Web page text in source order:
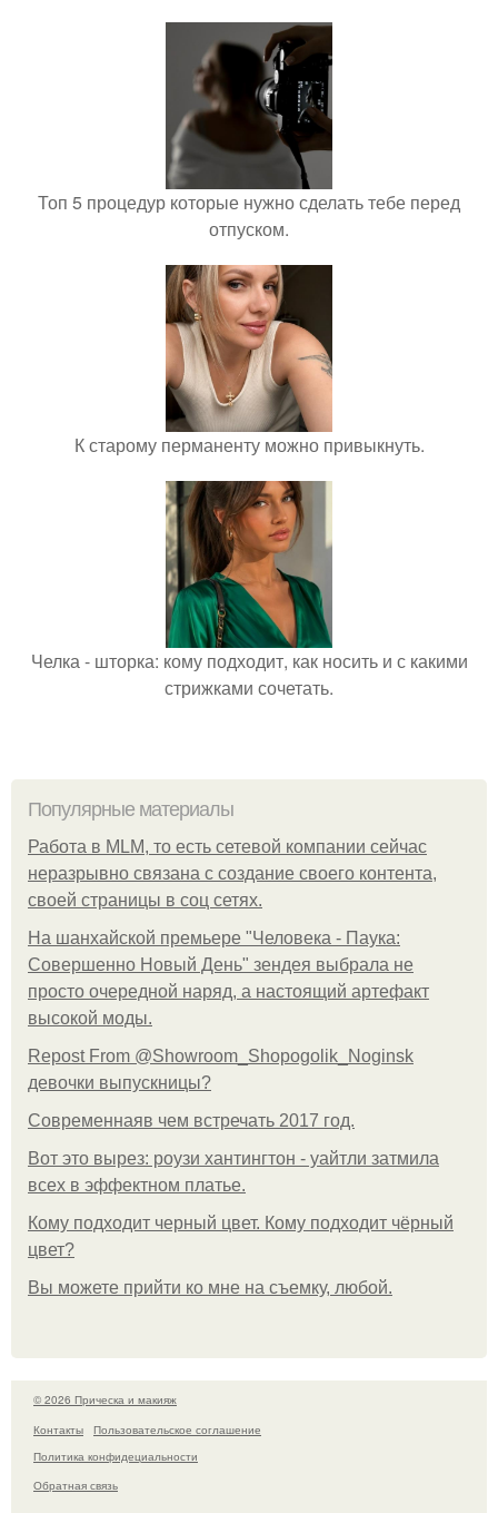
Топ 5 процедур которые нужно сделать тебе перед
отпуском.
К старому перманенту можно привыкнуть.
Челка - шторка: кому подходит, как носить и с какими
стрижками сочетать.
Популярные материалы
Работа в MLM, то есть сетевой компании сейчас
неразрывно связана с создание своего контента,
своей страницы в соц сетях.
На шанхайской премьере "Человека - Паука:
Совершенно Новый День" зендея выбрала не
просто очередной наряд, а настоящий артефакт
высокой моды.
Repost From @Showroom_Shopogolik_Noginsk
девочки выпускницы?
Современнаяв чем встречать 2017 год.
Вот это вырез: роузи хантингтон - уайтли затмила
всех в эффектном платьe.
Кому подходит черный цвет. Кому подходит чёрный
цвет?
Вы можете прийти ко мне на съемку, любой.
© 2026 Прическа и макияж
Контакты
Пользовательское соглашение
Политика конфидециальности
Обратная связь